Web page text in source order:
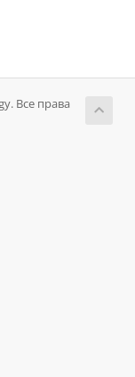
Все права